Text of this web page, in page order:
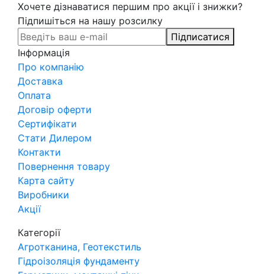
Хочете дізнаватися першим про акції і знижки?
Підпишіться на нашу розсилку
Підписатися
Інформація
Про компанію
Доставка
Оплата
Договір оферти
Сертифікати
Стати Дилером
Контакти
Повернення товару
Карта сайту
Виробники
Акції
Категорії
Агротканина, Геотекстиль
Гідроізоляція фундаменту